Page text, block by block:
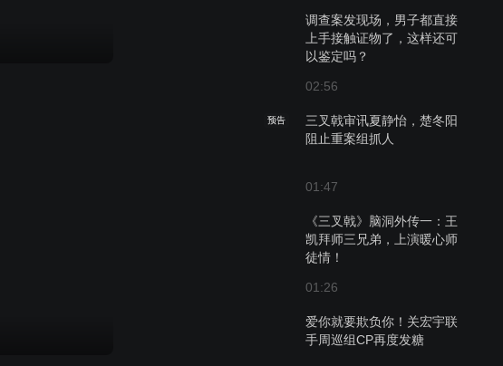
调查案发现场，男子都直接
上手接触证物了，这样还可
以鉴定吗？
02:56
预告
三叉戟审讯夏静怡，楚冬阳
阻止重案组抓人
01:47
《三叉戟》脑洞外传一：王
凯拜师三兄弟，上演暖心师
徒情！
01:26
爱你就要欺负你！关宏宇联
手周巡组CP再度发糖